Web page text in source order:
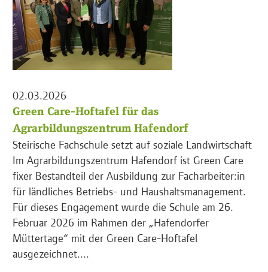
02.03.2026
Green Care-Hoftafel für das
Agrarbildungszentrum Hafendorf
Steirische Fachschule setzt auf soziale Landwirtschaft
Im Agrarbildungszentrum Hafendorf ist Green Care
fixer Bestandteil der Ausbildung zur Facharbeiter:in
für ländliches Betriebs- und Haushaltsmanagement.
Für dieses Engagement wurde die Schule am 26.
Februar 2026 im Rahmen der „Hafendorfer
Müttertage“ mit der Green Care-Hoftafel
ausgezeichnet....